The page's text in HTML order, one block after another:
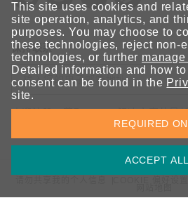
保持联系
欢迎注册，获取 Moxa 解决方案的最
您的隐私，绝不会透露您的邮箱信息。
This site uses cookies and
site operation, analytics, and
purposes. You may choose to
these technologies, reject non-
technologies, or further
Detailed information and how
consent can be found in the
site.
ACCEPT ALL
REQUIRED